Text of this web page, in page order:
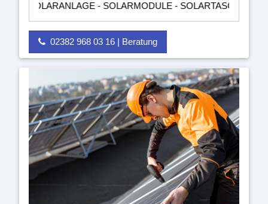
- SOLARMODULE - SOLARTASCHEN -
02382 968 03 16 | Beratung